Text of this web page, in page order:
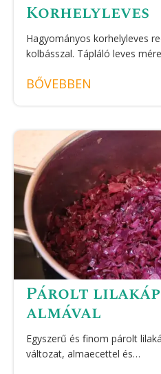
Korhelyleves
Hagyományos korhelyleves
kolbásszal. Tápláló leves
BŐVEBBEN
Párolt
almával
Egyszerű és finom párolt
változat, almaecettel és…